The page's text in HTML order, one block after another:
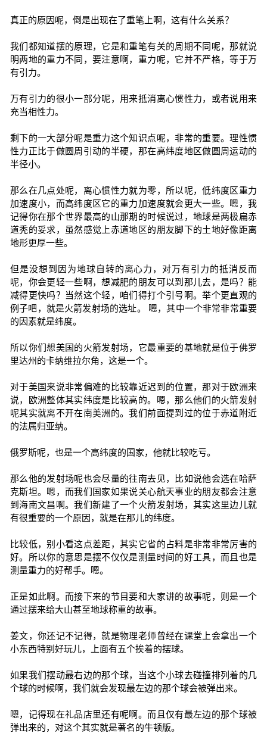
真正的原因呢，倒是出现在了重笔上啊，这有什么关系？
我们都知道摆的原理，它是和重笔有关的周期不同呢，那就说
明两地的重力不同，要注意啊，重力呢，它并不严格，等于万
有引力。
万有引力的很小一部分呢，用来抵消离心惯性力，或者说用来
充当相性力。
剩下的一大部分呢是重力这个知识点呢，非常的重要。理性惯
性力正比于做圆周引动的半硬，那在高纬度地区做圆周运动的
半径小。
那么在几点处呢，离心惯性力就为零，所以呢，低纬度区重力
加速度小，而高纬度区它的重力加速度就会更大一些。嗯，我
记得你在那个世界最高的山那期的时候说过，地球是两极扁赤
道秃的妥求，虽然感觉上赤道地区的朋友脚下的土地好像距离
地形更厚一些。
但是没想到因为地球自转的离心力，对万有引力的抵消反而
呢，你会更轻一些啊，想减肥的朋友可以到那儿去，是吗？能
减得更快吗？当然这个轻，咱们得打个引号啊。举个更直观的
例子吧，就是火箭发射场的选址。 嗯，其中一个非常非常重要
的因素就是纬度。
所以你们想美国的火箭发射场，它最重要的基地就是位于佛罗
里达州的卡纳维拉尔角，这是一个。
对于美国来说非常偏难的比较靠近迟到的位置，那对于欧洲来
说，欧洲整体其实纬度是比较高的。嗯，那么他们的火箭发射
呢其实就离不开在南美洲的。我们前面提到过的位于赤道附近
的法属归亚纳。
俄罗斯呢，也是一个高纬度的国家，他就比较吃亏。
那么他的发射场呢也会尽量的往南去见，比如说他会选在哈萨
克斯坦。嗯，而我们国家如果说关心航天事业的朋友都会注意
到海南文昌啊。我们新建了一个火箭发射场，其实这里边儿就
有很重要的一个原因，就是在那儿的纬度。
比较低，别小看这点差距，其实它省的占料是非常非常厉害的
好。所以你的意思是摆不仅仅是测量时间的好工具，而且也是
测量重力的好帮手。嗯。
正是如此啊。而接下来的节目要和大家讲的故事呢，则是一个
通过摆来给大山甚至地球称重的故事。
姜文，你还记不记得，就是物理老师曾经在课堂上会拿出一个
小东西特别好玩儿，上面有五个挨着的摆球。
如果我们摆动最右边的那个球，当这个小球去碰撞排列着的几
个球的时候啊，我们就会发现最左边的那个球会被弹出来。
嗯，记得现在礼品店里还有呢啊。而且仅有最左边的那个球被
弹出来的，对这个其实就是著名的牛顿版。